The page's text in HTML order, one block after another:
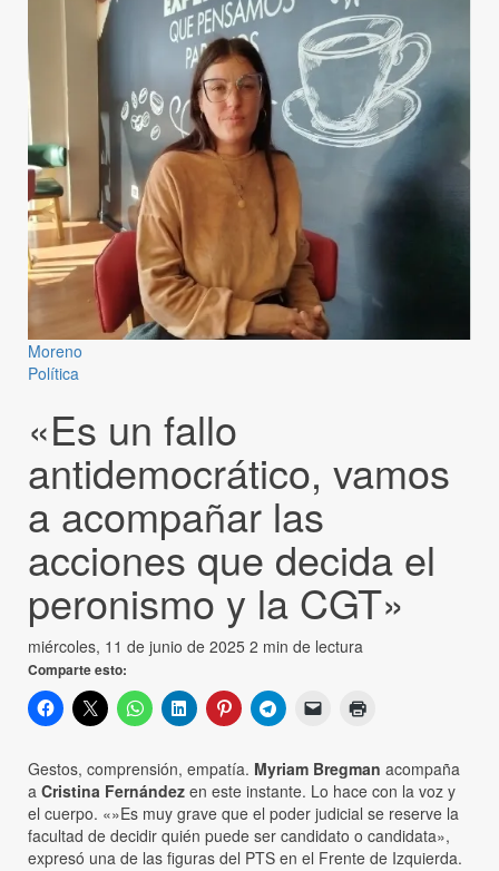
Moreno
Política
«Es un fallo
antidemocrático, vamos
a acompañar las
acciones que decida el
peronismo y la CGT»
miércoles, 11 de junio de 2025 2 min de lectura
Comparte esto:
Gestos, comprensión, empatía. Myriam Bregman acompaña
a Cristina Fernández en este instante. Lo hace con la voz y
el cuerpo. «»Es muy grave que el poder judicial se reserve la
facultad de decidir quién puede ser candidato o candidata»,
expresó una de las figuras del PTS en el Frente de Izquierda.